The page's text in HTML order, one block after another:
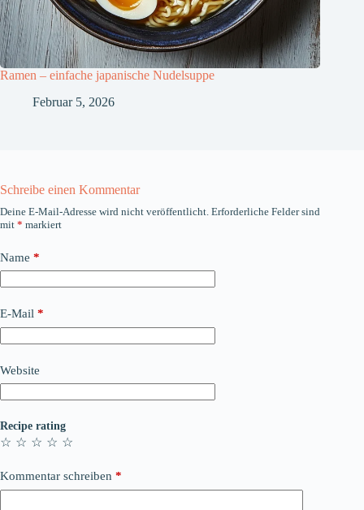
Ramen – einfache japanische Nudelsuppe
Februar 5, 2026
Schreibe einen Kommentar
Deine E-Mail-Adresse wird nicht veröffentlicht. Erforderliche Felder sind
mit * markiert
Name *
E-Mail *
Website
Recipe rating
☆
☆
☆
☆
☆
Kommentar schreiben *